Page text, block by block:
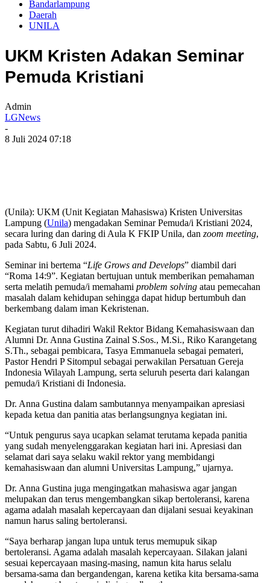
Bandarlampung
Daerah
UNILA
UKM Kristen Adakan Seminar
Pemuda Kristiani
Admin
LGNews
-
8 Juli 2024 07:18
(Unila): UKM (Unit Kegiatan Mahasiswa) Kristen Universitas
Lampung (Unila) mengadakan Seminar Pemuda/i Kristiani 2024,
secara luring dan daring di Aula K FKIP Unila, dan zoom meeting,
pada Sabtu, 6 Juli 2024.
Seminar ini bertema “Life Grows and Develops” diambil dari
“Roma 14:9”. Kegiatan bertujuan untuk memberikan pemahaman
serta melatih pemuda/i memahami problem solving atau pemecahan
masalah dalam kehidupan sehingga dapat hidup bertumbuh dan
berkembang dalam iman Kekristenan.
Kegiatan turut dihadiri Wakil Rektor Bidang Kemahasiswaan dan
Alumni Dr. Anna Gustina Zainal S.Sos., M.Si., Riko Karangetang
S.Th., sebagai pembicara, Tasya Emmanuela sebagai pemateri,
Pastor Hendri P Sitompul sebagai perwakilan Persatuan Gereja
Indonesia Wilayah Lampung, serta seluruh peserta dari kalangan
pemuda/i Kristiani di Indonesia.
Dr. Anna Gustina dalam sambutannya menyampaikan apresiasi
kepada ketua dan panitia atas berlangsungnya kegiatan ini.
“Untuk pengurus saya ucapkan selamat terutama kepada panitia
yang sudah menyelenggarakan kegiatan hari ini. Apresiasi dan
selamat dari saya selaku wakil rektor yang membidangi
kemahasiswaan dan alumni Universitas Lampung,” ujarnya.
Dr. Anna Gustina juga mengingatkan mahasiswa agar jangan
melupakan dan terus mengembangkan sikap bertoleransi, karena
agama adalah masalah kepercayaan dan dijalani sesuai keyakinan
namun harus saling bertoleransi.
“Saya berharap jangan lupa untuk terus memupuk sikap
bertoleransi. Agama adalah masalah kepercayaan. Silakan jalani
sesuai kepercayaan masing-masing, namun kita harus selalu
bersama-sama dan bergandengan, karena ketika kita bersama-sama